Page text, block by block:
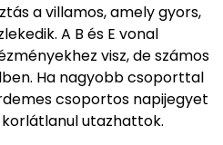
a villamos, amely gyors,
A B és E vonal
visz, de számos
Ha nagyobb csoporttal
csoportos napijegyet
utazhattok.